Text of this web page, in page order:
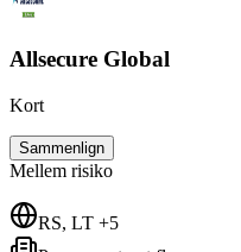
Allsecure Global
Kort
Sammenlign
Mellem risiko
RS, LT +5